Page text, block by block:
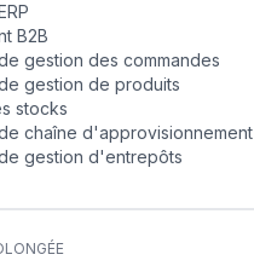
B2B
gestion des commandes
gestion de produits
stocks
chaîne d'approvisionnement
gestion d'entrepôts